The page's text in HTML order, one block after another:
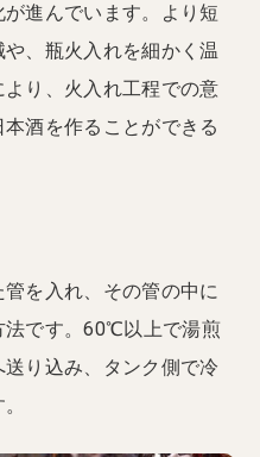
進んでいます。より短
、瓶火入れを細かく温
り、火入れ工程での意
酒を作ることができる
を入れ、その管の中に
法です。60℃以上で湯煎
り込み、タンク側で冷